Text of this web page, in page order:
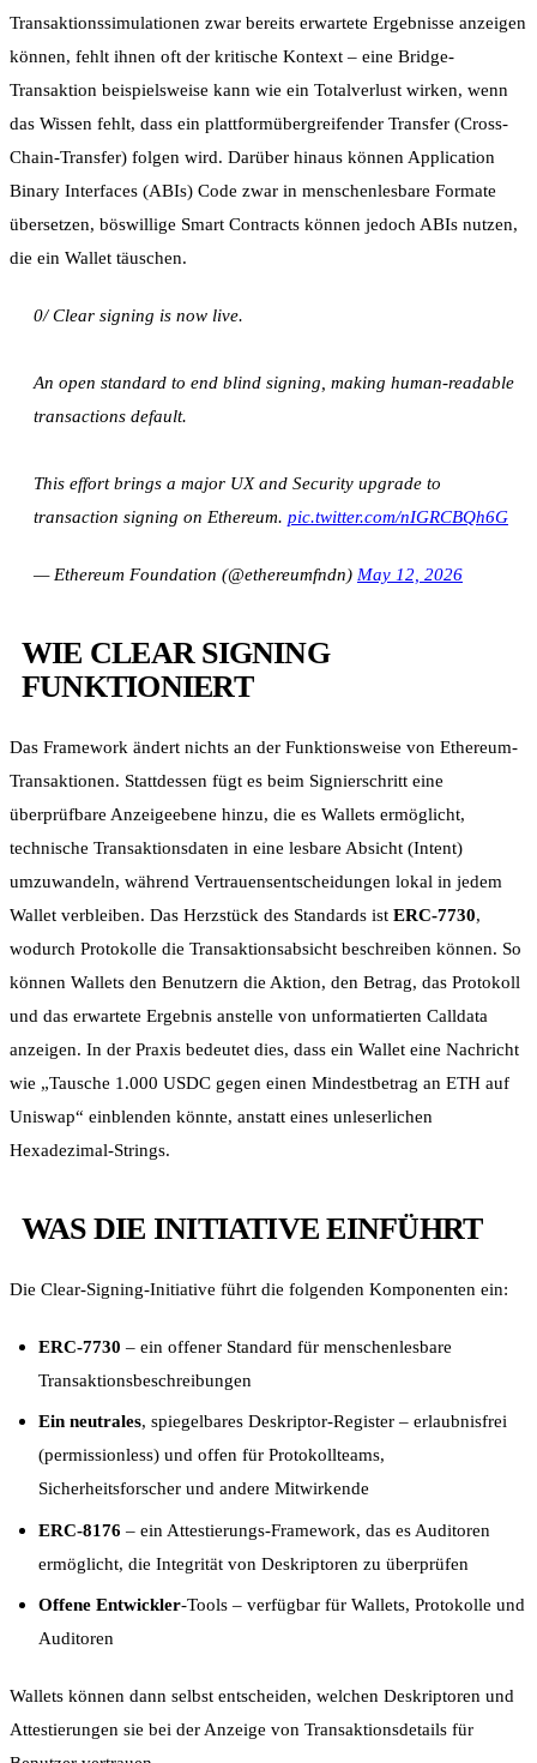
Transaktionssimulationen zwar bereits erwartete Ergebnisse anzeigen
können, fehlt ihnen oft der kritische Kontext – eine Bridge-
Transaktion beispielsweise kann wie ein Totalverlust wirken, wenn
das Wissen fehlt, dass ein plattformübergreifender Transfer (Cross-
Chain-Transfer) folgen wird. Darüber hinaus können Application
Binary Interfaces (ABIs) Code zwar in menschenlesbare Formate
übersetzen, böswillige Smart Contracts können jedoch ABIs nutzen,
die ein Wallet täuschen.
0/ Clear signing is now live.
An open standard to end blind signing, making human-readable
transactions default.
This effort brings a major UX and Security upgrade to
transaction signing on Ethereum. pic.twitter.com/nIGRCBQh6G
— Ethereum Foundation (@ethereumfndn) May 12, 2026
WIE CLEAR SIGNING
FUNKTIONIERT
Das Framework ändert nichts an der Funktionsweise von Ethereum-
Transaktionen. Stattdessen fügt es beim Signierschritt eine
überprüfbare Anzeigeebene hinzu, die es Wallets ermöglicht,
technische Transaktionsdaten in eine lesbare Absicht (Intent)
umzuwandeln, während Vertrauensentscheidungen lokal in jedem
Wallet verbleiben. Das Herzstück des Standards ist ERC-7730,
wodurch Protokolle die Transaktionsabsicht beschreiben können. So
können Wallets den Benutzern die Aktion, den Betrag, das Protokoll
und das erwartete Ergebnis anstelle von unformatierten Calldata
anzeigen. In der Praxis bedeutet dies, dass ein Wallet eine Nachricht
wie „Tausche 1.000 USDC gegen einen Mindestbetrag an ETH auf
Uniswap“ einblenden könnte, anstatt eines unleserlichen
Hexadezimal-Strings.
WAS DIE INITIATIVE EINFÜHRT
Die Clear-Signing-Initiative führt die folgenden Komponenten ein:
ERC-7730 – ein offener Standard für menschenlesbare
Transaktionsbeschreibungen
Ein neutrales, spiegelbares Deskriptor-Register – erlaubnisfrei
(permissionless) und offen für Protokollteams,
Sicherheitsforscher und andere Mitwirkende
ERC-8176 – ein Attestierungs-Framework, das es Auditoren
ermöglicht, die Integrität von Deskriptoren zu überprüfen
Offene Entwickler-Tools – verfügbar für Wallets, Protokolle und
Auditoren
Wallets können dann selbst entscheiden, welchen Deskriptoren und
Attestierungen sie bei der Anzeige von Transaktionsdetails für